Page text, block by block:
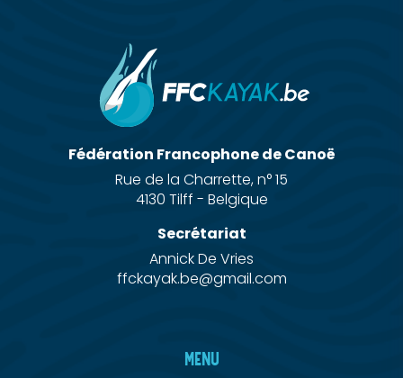
Fédération Francophone de Canoë
Rue de la Charrette, n° 15
4130 Tilff - Belgique
Secrétariat
Annick De Vries
ffckayak.be@gmail.com
MENU